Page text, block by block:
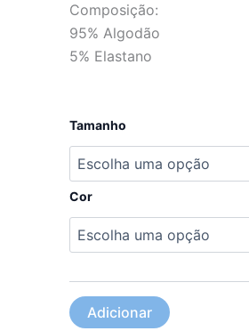
era:
18,95€.
Composição:
95% Algodão
5% Elastano
Tamanho
Cor
Quantidade
Adicionar